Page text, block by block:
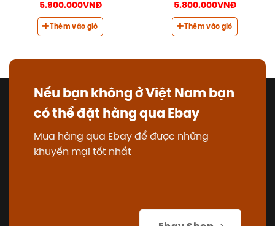
5.900.000VNĐ
Thêm vào giỏ
5.800.000VNĐ
Thêm vào giỏ
Nếu bạn không ở Việt Nam bạn
có thể đặt hàng qua Ebay
Mua hàng qua Ebay để được những
khuyến mại tốt nhất